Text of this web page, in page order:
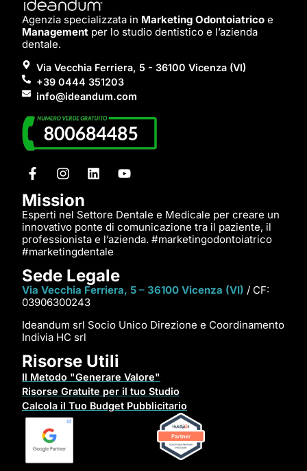
Agenzia specializzata in Marketing Odontoiatrico e
Management per lo studio dentistico e l’azienda
dentale.
Via Vecchia Ferriera, 5 - 36100 Vicenza (VI)
+39 0444 351203
info@ideandum.com
Mission
Esperti nel Settore Dentale e Medicale per creare un
innovativo ponte di comunicazione tra il paziente, il
professionista e l’azienda. #marketingodontoiatrico
#marketingdentale
Sede Legale
Via Vecchia Ferriera, 5 – 36100 Vicenza (VI) / CF:
03906300243
Ideandum srl Socio Unico Direzione e Coordinamento
Indivia HC srl
Risorse Utili
Il Metodo "Generare Valore"
Risorse Gratuite per il tuo Studio
Calcola il Tuo Budget Pubblicitario